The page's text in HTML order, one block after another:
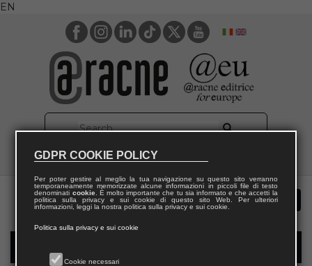
EN
Modulo richiesta saggio biblioteca
GDPR COOKIE POLICY
Per poter gestire al meglio la tua navigazione su questo sito verranno
temporaneamente memorizzate alcune informazioni in piccoli file di testo
denominati cookie. È molto importante che tu sia informato e che accetti la
politica sulla privacy e sui cookie di questo sito Web. Per ulteriori
informazioni, leggi la nostra politica sulla privacy e sui cookie.
Politica sulla privacy e sui cookie
Cookie necessari